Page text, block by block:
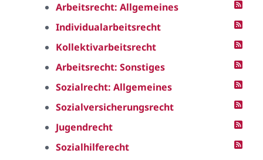
Arbeitsrecht: Allgemeines
Individualarbeitsrecht
Kollektivarbeitsrecht
Arbeitsrecht: Sonstiges
Sozialrecht: Allgemeines
Sozialversicherungsrecht
Jugendrecht
Sozialhilferecht